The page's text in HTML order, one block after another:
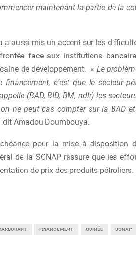
maintenant la partie de la
a aussi mis un accent sur les
face aux institutions
de développement. « Le
financement, c’est que le secteur
(BAD, BID, BM, ndlr) les
ne peut pas compter sur la BAD et
dit Amadou Doumbouya.
pour la mise à disposition
de la SONAP rassure que les
de prix des produits pétroliers.
FINANCEMENT GUINÉE SONAP